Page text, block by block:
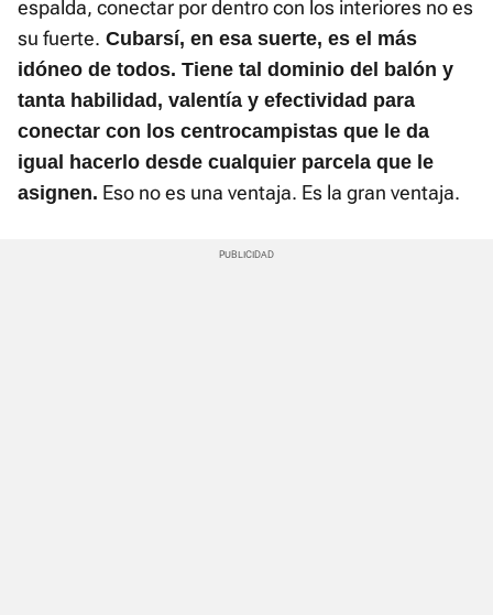
espalda, conectar por dentro con los interiores no es
su fuerte. Cubarsí, en esa suerte, es el más
idóneo de todos. Tiene tal dominio del balón y
tanta habilidad, valentía y efectividad para
conectar con los centrocampistas que le da
igual hacerlo desde cualquier parcela que le
asignen. Eso no es una ventaja. Es la gran ventaja.